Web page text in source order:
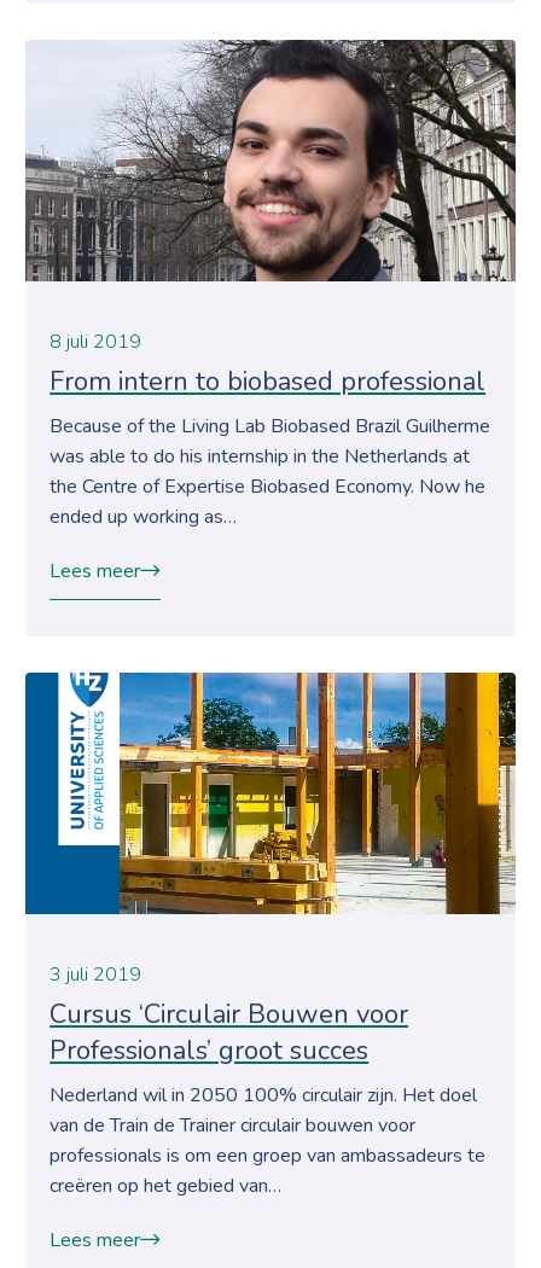
8 juli 2019
From intern to biobased professional
Because of the Living Lab Biobased Brazil Guilherme
was able to do his internship in the Netherlands at
the Centre of Expertise Biobased Economy. Now he
ended up working as…
Lees meer
3 juli 2019
Cursus ‘Circulair Bouwen voor
Professionals’ groot succes
Nederland wil in 2050 100% circulair zijn. Het doel
van de Train de Trainer circulair bouwen voor
professionals is om een groep van ambassadeurs te
creëren op het gebied van…
Lees meer